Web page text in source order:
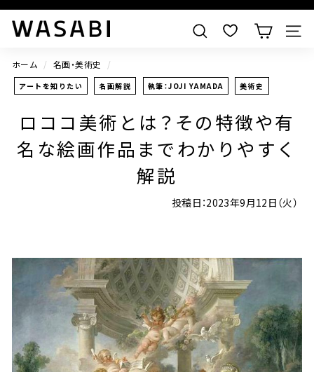
W
S
A
検索
ホーム / 名画・美術史 /
アートを知りたい 名画解説 執筆：JOJI YAMADA 美術史
ロココ美術とは？その特徴や有
名な絵画作品までわかりやすく
解説
投稿日：2023年9月12日 （火）